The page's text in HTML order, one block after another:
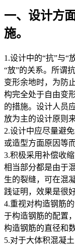
一、设计方
施。
1.设计中的“抗”与“
“放”的关系。所谓
变形余地时，为防
构完全处于自由变
的措施。设计人员
放为主的设计原则
2.设计中应尽量避
或造型方面原因等
3.积极采用补偿收
相当部分都是由于
生的裂缝，可在混
践证明，效果是很好
4.重视对构造钢筋
于构造钢筋的配置
构造钢筋的直径和
5.对于大体积混凝